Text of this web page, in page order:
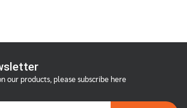
our products, please subscribe here